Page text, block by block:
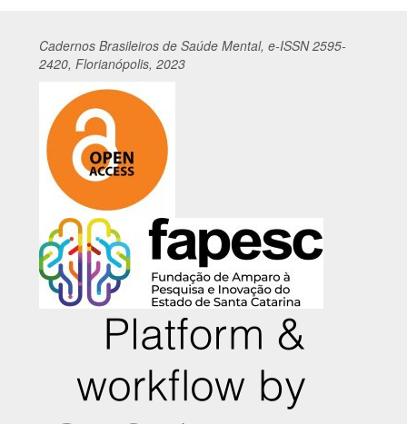
Cadernos Brasileiros de Saúde Mental, e-ISSN 2595-
2420, Florianópolis, 2023